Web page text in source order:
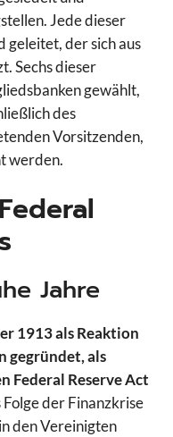
Jede dieser
geleitet, der sich aus
Sechs dieser
gewählt,
des
Vorsitzenden,
werden.
Jahre
1913 als Reaktion
gegründet, als
Federal Reserve Act
Folge der Finanzkrise
den Vereinigten